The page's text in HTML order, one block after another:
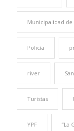
Municipalidad de
Policía
river
Turistas
YPF “La